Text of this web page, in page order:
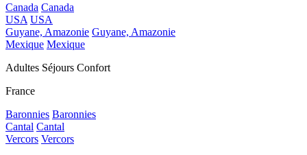
Canada Canada
USA USA
Guyane, Amazonie Guyane, Amazonie
Mexique Mexique
Adultes Séjours Confort
France
Baronnies Baronnies
Cantal Cantal
Vercors Vercors